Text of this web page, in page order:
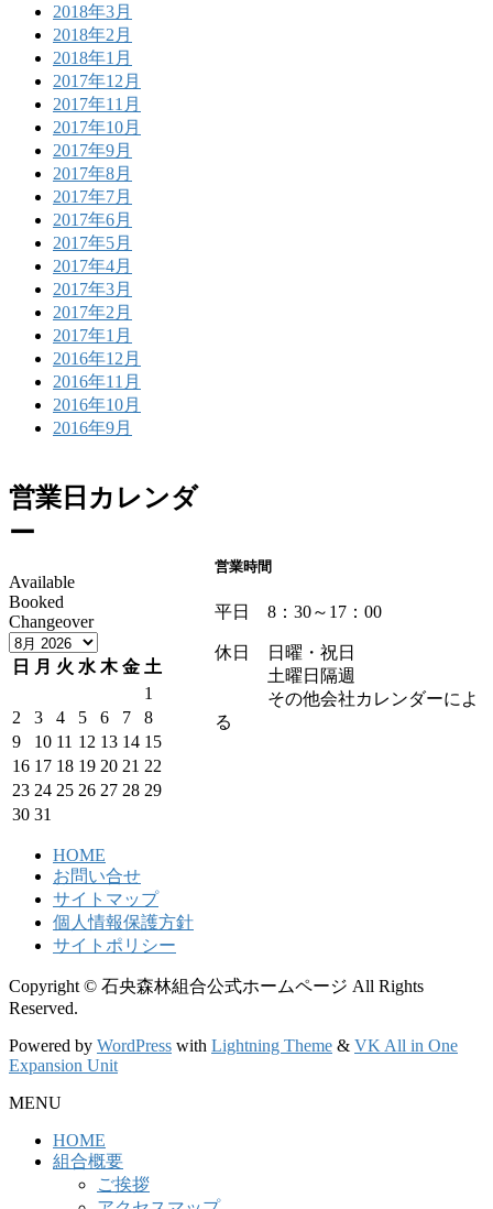
2018年3月
2018年2月
2018年1月
2017年12月
2017年11月
2017年10月
2017年9月
2017年8月
2017年7月
2017年6月
2017年5月
2017年4月
2017年3月
2017年2月
2017年1月
2016年12月
2016年11月
2016年10月
2016年9月
営業日カレンダ
ー
Available
Booked
Changeover
日 月 火 水 木 金 土
1
2
3 4 5 6 7
8
9
10 11 12 13 14 15
16 17 18 19 20 21 22
23 24 25 26 27 28 29
30 31
営業時間
平日 8：30～17：00
休日 日曜・祝日
土曜日隔週
その他会社カレンダーによ
る
HOME
お問い合せ
サイトマップ
個人情報保護方針
サイトポリシー
Copyright © 石央森林組合公式ホームページ All Rights
Reserved.
Powered by WordPress with Lightning Theme & VK All in One
Expansion Unit
MENU
HOME
組合概要
ご挨拶